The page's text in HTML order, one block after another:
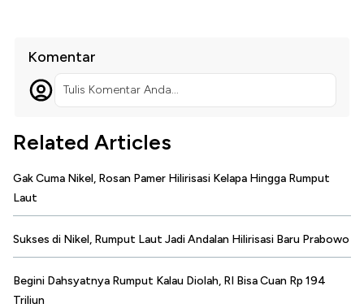
Komentar
Tulis Komentar Anda...
Related Articles
Gak Cuma Nikel, Rosan Pamer Hilirisasi Kelapa Hingga Rumput
Laut
Sukses di Nikel, Rumput Laut Jadi Andalan Hilirisasi Baru Prabowo
Begini Dahsyatnya Rumput Kalau Diolah, RI Bisa Cuan Rp 194
Triliun